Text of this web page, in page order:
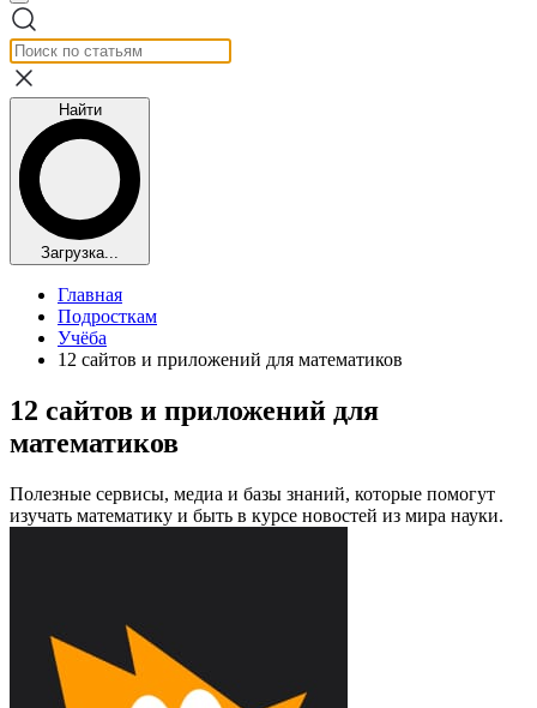
Найти
Загрузка...
Главная
Подросткам
Учёба
12 сайтов и приложений для математиков
12 сайтов и приложений для
математиков
Полезные сервисы, медиа и базы знаний, которые помогут
изучать математику и быть в курсе новостей из мира науки.